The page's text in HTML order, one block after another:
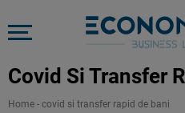
Covid Si Transfer
Home - covid si transfer rapid de bani